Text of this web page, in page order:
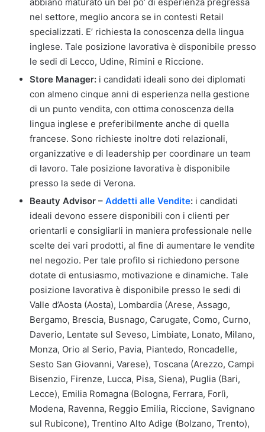
nel settore, meglio ancora se in contesti Retail
specializzati. E’ richiesta la conoscenza della lingua
inglese. Tale posizione lavorativa è disponibile presso
le sedi di Lecco, Udine, Rimini e Riccione.
Store Manager: i candidati ideali sono dei diplomati
con almeno cinque anni di esperienza nella gestione
di un punto vendita, con ottima conoscenza della
lingua inglese e preferibilmente anche di quella
francese. Sono richieste inoltre doti relazionali,
organizzative e di leadership per coordinare un team
di lavoro. Tale posizione lavorativa è disponibile
presso la sede di Verona.
Beauty Advisor – Addetti alle Vendite: i candidati
ideali devono essere disponibili con i clienti per
orientarli e consigliarli in maniera professionale nelle
scelte dei vari prodotti, al fine di aumentare le vendite
nel negozio. Per tale profilo si richiedono persone
dotate di entusiasmo, motivazione e dinamiche. Tale
posizione lavorativa è disponibile presso le sedi di
Valle d’Aosta (Aosta), Lombardia (Arese, Assago,
Bergamo, Brescia, Busnago, Carugate, Como, Curno,
Daverio, Lentate sul Seveso, Limbiate, Lonato, Milano,
Monza, Orio al Serio, Pavia, Piantedo, Roncadelle,
Sesto San Giovanni, Varese), Toscana (Arezzo, Campi
Bisenzio, Firenze, Lucca, Pisa, Siena), Puglia (Bari,
Lecce), Emilia Romagna (Bologna, Ferrara, Forlì,
Modena, Ravenna, Reggio Emilia, Riccione, Savignano
sul Rubicone), Trentino Alto Adige (Bolzano, Trento),